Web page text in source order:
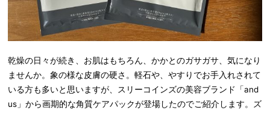
乾燥の日々が続き、お肌はもちろん、かかとのガサガサ、気になり
ませんか。象の様な皮膚の硬さ。軽石や、やすりでお手入れされて
いる方も多いと思いますが、スリーコインズの美容ブランド「and
us」から画期的な角質ケアパックが登場したのでご紹介します。ズ